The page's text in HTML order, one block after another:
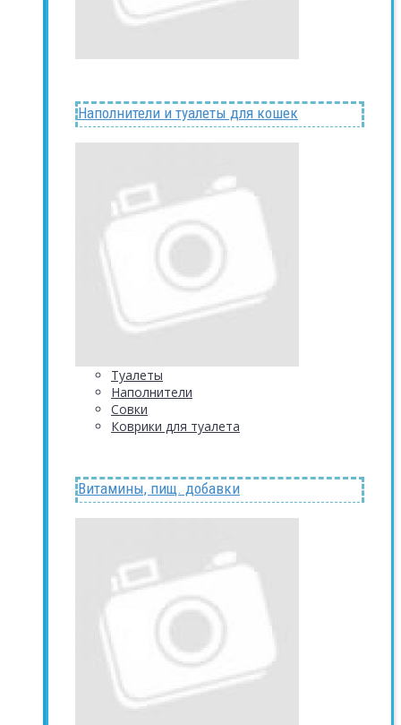
Наполнители и туалеты для кошек
Туалеты
Наполнители
Совки
Коврики для туалета
Витамины, пищ. добавки